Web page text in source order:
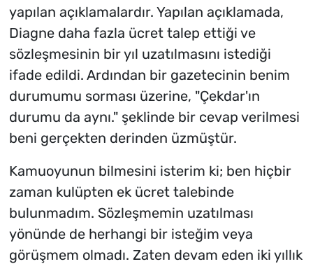
yapılan açıklamalardır. Yapılan açıklamada,
Diagne daha fazla ücret talep ettiği ve
sözleşmesinin bir yıl uzatılmasını istediği
ifade edildi. Ardından bir gazetecinin benim
durumumu sorması üzerine, "Çekdar'ın
durumu da aynı." şeklinde bir cevap verilmesi
beni gerçekten derinden üzmüştür.
Kamuoyunun bilmesini isterim ki; ben hiçbir
zaman kulüpten ek ücret talebinde
bulunmadım. Sözleşmemin uzatılması
yönünde de herhangi bir isteğim veya
görüşmem olmadı. Zaten devam eden iki yıllık